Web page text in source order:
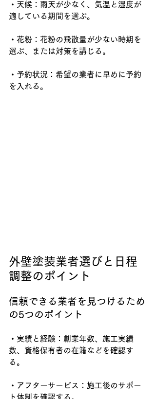
・天候：雨天が少なく、気温と湿度が
適している期間を選ぶ。
・花粉：花粉の飛散量が少ない時期を
選ぶ、または対策を講じる。
・予約状況：希望の業者に早めに予約
を入れる。
外壁塗装業者選びと日程
調整のポイント
信頼できる業者を見つけるため
の5つのポイント
・実績と経験：創業年数、施工実績
数、資格保有者の在籍などを確認す
る。
・アフターサービス：施工後のサポー
ト体制を確認する。